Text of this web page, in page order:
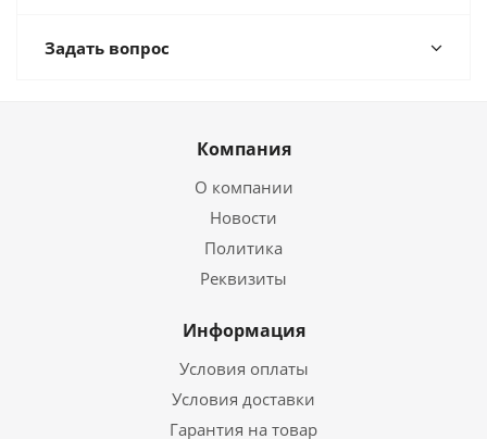
Задать вопрос
Компания
О компании
Новости
Политика
Реквизиты
Информация
Условия оплаты
Условия доставки
Гарантия на товар